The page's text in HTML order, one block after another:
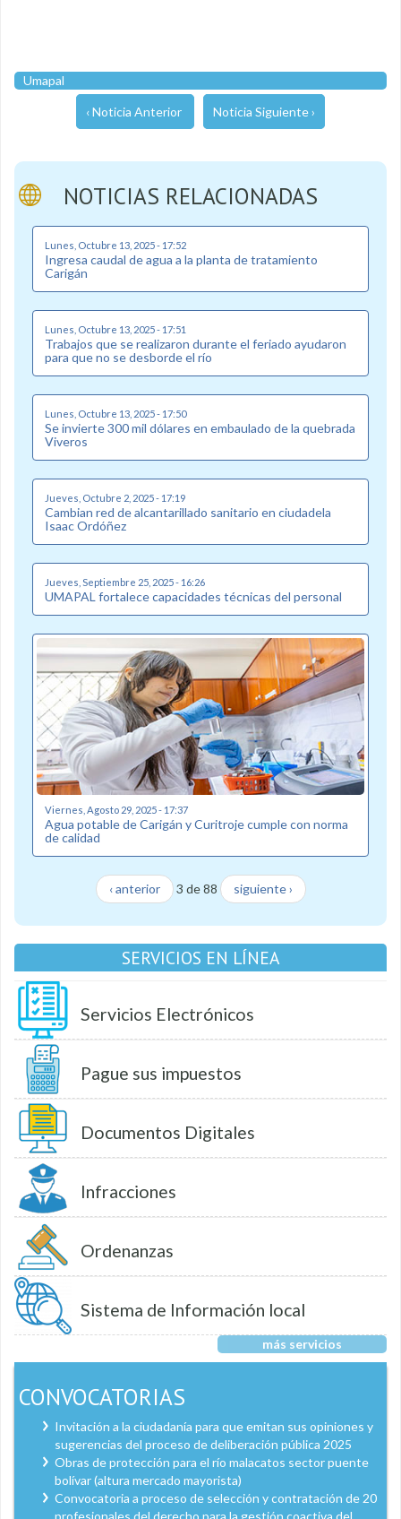
Umapal
‹ Noticia Anterior Noticia Siguiente ›
NOTICIAS RELACIONADAS
Lunes, Octubre 13, 2025 - 17:52
Ingresa caudal de agua a la planta de tratamiento
Carigán
Lunes, Octubre 13, 2025 - 17:51
Trabajos que se realizaron durante el feriado ayudaron
para que no se desborde el río
Lunes, Octubre 13, 2025 - 17:50
Se invierte 300 mil dólares en embaulado de la quebrada
Viveros
Jueves, Octubre 2, 2025 - 17:19
Cambian red de alcantarillado sanitario en ciudadela
Isaac Ordóñez
Jueves, Septiembre 25, 2025 - 16:26
UMAPAL fortalece capacidades técnicas del personal
Viernes, Agosto 29, 2025 - 17:37
Agua potable de Carigán y Curitroje cumple con norma
de calidad
‹ anterior 3 de 88 siguiente ›
SERVICIOS EN LÍNEA
Servicios Electrónicos
Pague sus impuestos
Documentos Digitales
Infracciones
Ordenanzas
Sistema de Información local
más servicios
CONVOCATORIAS
Invitación a la ciudadanía para que emitan sus opiniones y
sugerencias del proceso de deliberación pública 2025
Obras de protección para el río malacatos sector puente
bolívar (altura mercado mayorista)
Convocatoria a proceso de selección y contratación de 20
profesionales del derecho para la gestión coactiva del